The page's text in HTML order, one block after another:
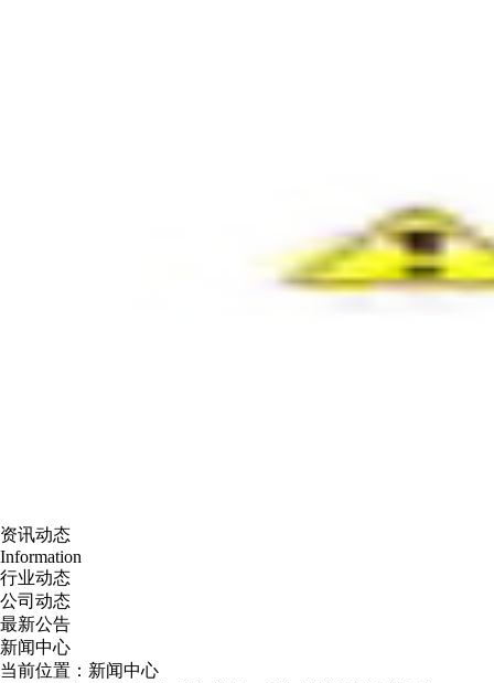
资讯动态
Information
行业动态
公司动态
最新公告
新闻中心
当前位置： 新闻中心